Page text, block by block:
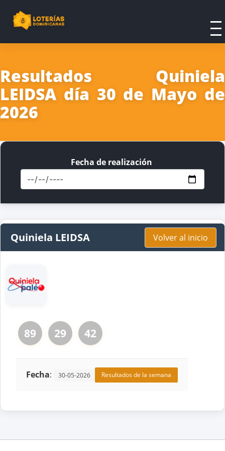
Resultados Quiniela
LEIDSA día 30 de Mayo de
2026
Fecha de realización
Quiniela LEIDSA Volver al inicio
89 29 42
Fecha: 30-05-2026 Resultados de la semana